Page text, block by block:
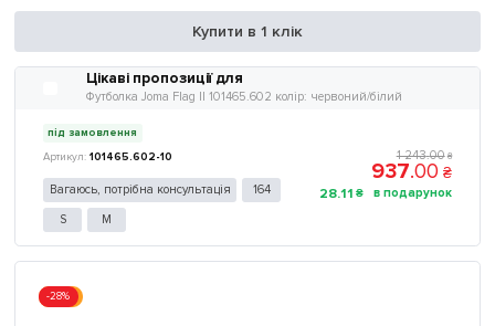
Купити в 1 клік
Цікаві пропозиції для
Футболка Joma Flag II 101465.602 колір: червоний/білий
під замовлення
101465.602-10
Вагаюсь, потрібна консультація 164
S M
1 243.00 ₴
937.00 ₴
28.11 ₴
Акція
-28%